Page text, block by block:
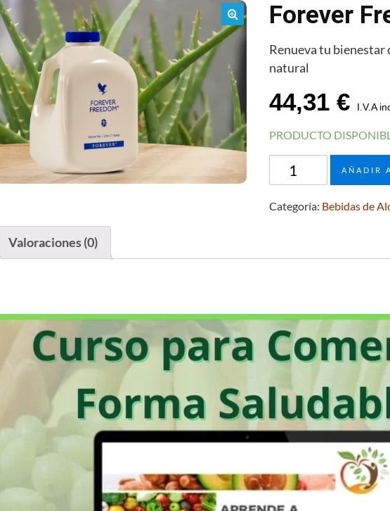
🔍
Forever
Renueva tu bienestar
natural
44,31 € I.V.A
PRODUCTO
Forever
Freedom
AÑADIR
Categoría: Bebidas de
Valoraciones (0)